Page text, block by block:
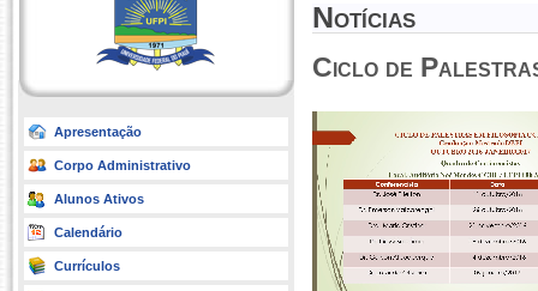
Apresentação
Corpo Administrativo
Alunos Ativos
Calendário
Currículos
Notícias
Ciclo de